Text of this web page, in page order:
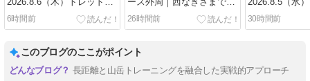
2026.8.6（木）トレッドミ
ル30分ペース走から外ラン
10kmへ｜混雑に合わせて
6時間前
ース外周｜西なぎさまで巡
る約6km超のロング走向け
コース
26時間前
2026.8.5（水
を感じながら
週末ロング走
30時間前
このブログのここがポイント
長距離と山岳トレーニングを融合した実戦的アプローチ